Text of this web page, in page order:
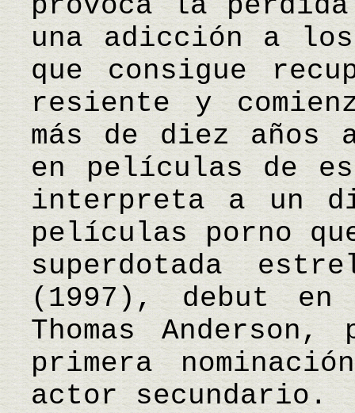
una adicción a
que consigue
resiente y
más de diez años
en películas de
interpreta a un
películas porno
superdotada
(1997), debut
Thomas
primera
actor secundario.